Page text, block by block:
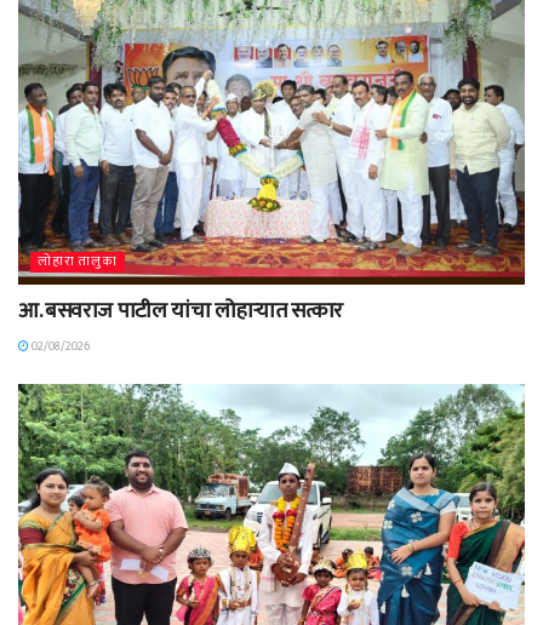
लोहारा तालुका
आ. बसवराज पाटील यांचा लोहाऱ्यात सत्कार
02/08/2026